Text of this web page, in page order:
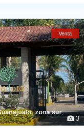
3
,zona sur,
Venta